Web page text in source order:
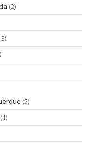
(2)
(5)
(1)